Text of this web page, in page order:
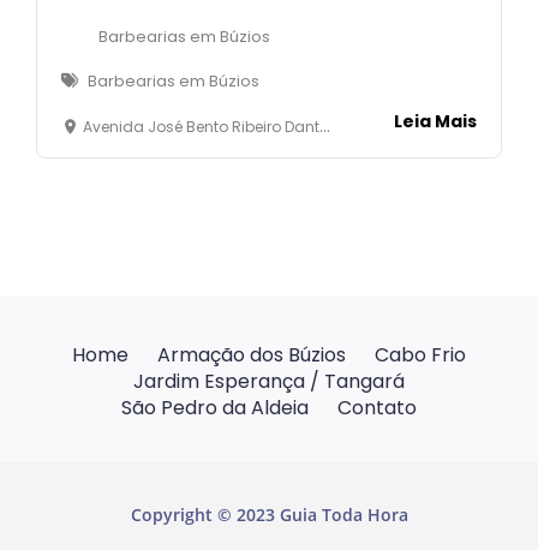
Barbearias em Búzios
Barbearias em Búzios
Avenida José Bento Ribeiro Dantas, 4331 - Loja 02 - Manguinhos- Armação dos Búzios Leia Mais
Home Armação dos Búzios
Cabo Frio
Jardim Esperança / Tangará
São Pedro da Aldeia
Contato
Copyright © 2023 Guia Toda Hora